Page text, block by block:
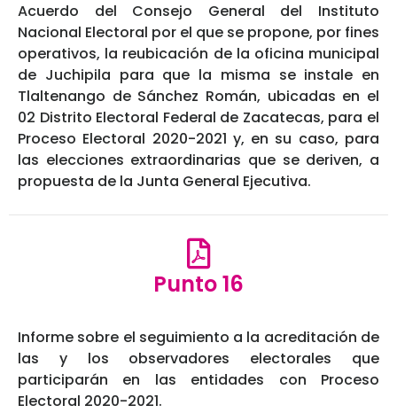
Acuerdo del Consejo General del Instituto
Nacional Electoral por el que se propone, por fines
operativos, la reubicación de la oficina municipal
de Juchipila para que la misma se instale en
Tlaltenango de Sánchez Román, ubicadas en el
02 Distrito Electoral Federal de Zacatecas, para el
Proceso Electoral 2020-2021 y, en su caso, para
las elecciones extraordinarias que se deriven, a
propuesta de la Junta General Ejecutiva.
Punto 16
Informe sobre el seguimiento a la acreditación de
las y los observadores electorales que
participarán en las entidades con Proceso
Electoral 2020-2021.